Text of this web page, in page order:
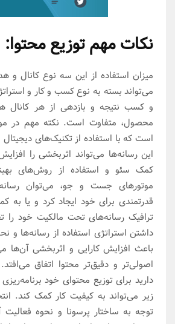
نکات مهم توزیع محتوا:
میزان استفاده از این سه نوع کانال و
می‌تواند بسته به نوع کسب ‌و کار و
و کسب نتیجه و بازدهی از هر
محصول، متفاوت است. نکته مهم در
است که با استفاده از تکنیک‌های دیجیتال
این رسانه‌ها می‌تواند اثربخشی را
کمک سئو و استفاده از روش‌های
موتورهای جست و جو، می‌توان
قدرتمندی برای خود ایجاد کرد و یا به
ترافیک رسانه‌های تحت مالکیت خود را
داشتن استراتژی استفاده از رسانه‌ها و
باعث افزایش کارایی و اثربخشی آن‌ها
اصولی‌تر و دقیق‌تر محتوا اتفاق
دارید برای توزیع محتوای خود
زیر می‌تواند به کیفیت کار کمک کند.
توجه به ساختار پرسونا و نحوه